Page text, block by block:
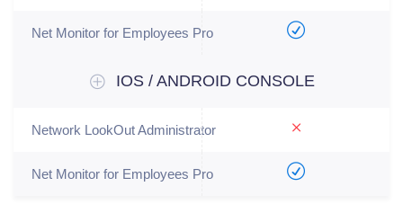
IOS / ANDROID CONSOLE